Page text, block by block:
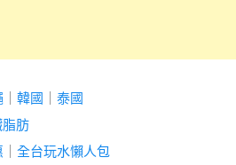
韓國
泰國
肪
全台玩水懶人包